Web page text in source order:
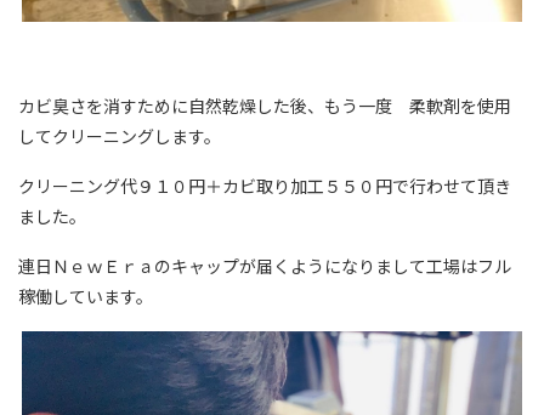
カビ臭さを消すために自然乾燥した後、もう一度 柔軟剤を使用
してクリーニングします。
クリーニング代９１０円＋カビ取り加工５５０円で行わせて頂き
ました。
連日ＮｅｗＥｒａのキャップが届くようになりまして工場はフル
稼働しています。